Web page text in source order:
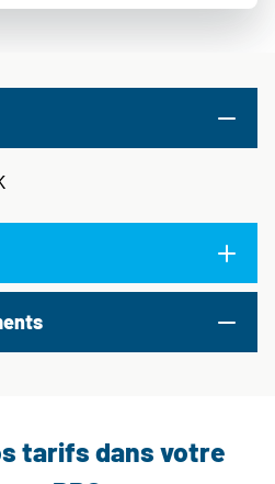
tarifs dans votre